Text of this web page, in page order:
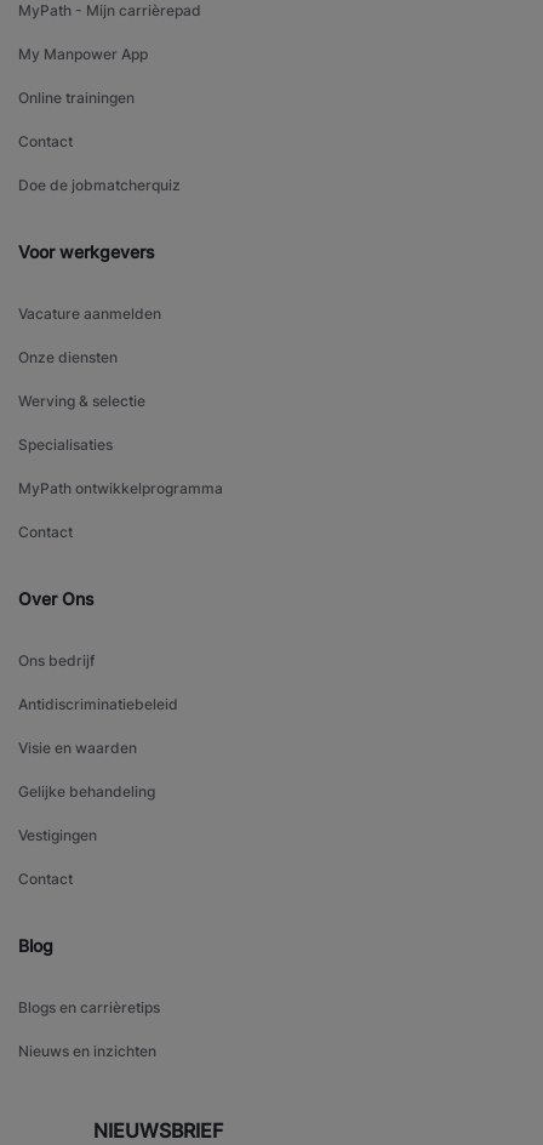
MyPath - Mijn carrièrepad
My Manpower App
Online trainingen
Contact
Doe de jobmatcherquiz
Voor werkgevers
Vacature aanmelden
Onze diensten
Werving & selectie
Specialisaties
MyPath ontwikkelprogramma
Contact
Over Ons
Ons bedrijf
Antidiscriminatiebeleid
Visie en waarden
Gelijke behandeling
Vestigingen
Contact
Blog
Blogs en carrièretips
Nieuws en inzichten
NIEUWSBRIEF